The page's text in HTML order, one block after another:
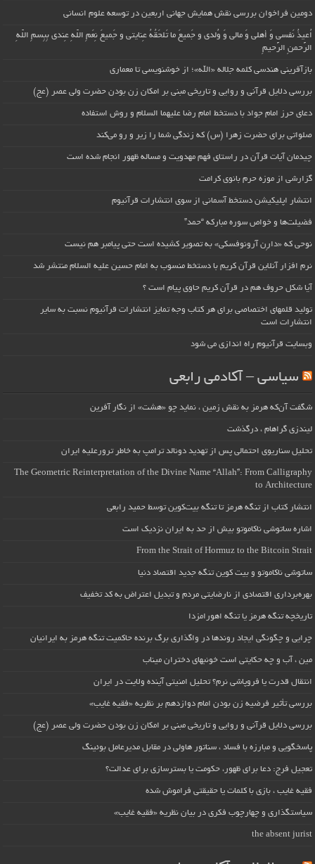
دومین فراخوان بررسی نقش همایش جهانی اربعین در توسعه علوم انسانی
اُعیذُ نَفسی وَ أهلی وَ مالی وَ وُلدی و جَمیعَ ما تَلحَقُهُ عِنایتی و جَمیعَ نِعَمِ اللّهِ عِندی بِبِسمِ اللّهِ
الرَّحمنِ الرَّحیمِ
بازآفرینی هندسی کلمه جلاله «الله»؛ از خوشنویسی تا معماری
بررسی دلایل قرآنی و روایی و تاریخی مبنی بر امکان زن بودن حضرت ولی عصر (عج)
دعای حرز امام جواد با دستخط امام رضا علیهما السلام و روش استفاده
صلواتی برای حضرت زهرا (س) که زندگی شما را زیر و رو می‌کند
چیدمان آیات قرآن در راستای فهم مهدویت و مساله ظهور انجام شده است
گزارشی از موزه حرم بانوی کرامت
انتشار اپلیکیشن دستخط آسمانی از سوی انتشارات قرآنیوم
فضیلت‌ها و خواص سوره مبارکه “حمد”
نوحی که «دارِن آرونوفسکی» به تصویر کشیده است حتی پیامبر هم نیست
نرم افزار آنلاین قرآن کریم با دستخط منسوب به امام حسین علیه السلام منتشر شد
آیا شکل حروف هم در قرآن کریم حاوی پیام است ؟
تولید قلمهای اختصاصی برای هر کتاب وجه تمایز انتشارات قرآنیوم نسبت به سایر
انتشارات است
وبسایت قرآنیوم راه اندازی می شود
سیاسی – آکادمی رابعی
شگفت آن‌که هرمز به نقش زمین ، نماید چو «هشت» از نگار آفرین
لیندزی گراهام ، درگذشت
تحلیل سناریوی احتمالی پس از تهدید دونالد ترامپ به خاطر ترورعلیه ایران
The Geometric Reinterpretation of the Divine Name “Allah”: From Calligraphy
to Architecture
انتشار کتاب از تنگه هرمز تا تنگه بیت‌کوین توسط حمید رابعی
اشاره ساتوشی ناکاموتو بیش از حد به ایران نزدیک است
From the Strait of Hormuz to the Bitcoin Strait
ساتوشی ناکاموتو و بیت کوین تنگه جدید اقتصاد دنیا
بهره‌برداری اقتصادی از نارضایتی مردم و تبدیل اعتراض به کد تخفیف
تاریخچه تنگه هرمز یا تنگه اهورامزدا
چرایی و چگونگی ایجاد روندها در واگذاری برگ برنده حاکمیت تنگه هرمز به ایرانیان
مین ، آب و چه حکایتی است خونبهای دختران میناب
انتقال قدرت یا فروپاشی نرم؟ تحلیل امنیتی آینده ولایت در ایران
بررسی تأثیر فرضیه زن بودن امام دوازدهم بر نظریه «فقیه غایب»
بررسی دلایل قرآنی و روایی و تاریخی مبنی بر امکان زن بودن حضرت ولی عصر (عج)
پاسخگویی و مبارزه با فساد ، سناتور هاولی در مقابل مدیرعامل بوئینگ
تعجیل فرج: دعا برای ظهور، حکومت یا بسترسازی برای عدالت؟
فقیه غایب ، بازی با کلمات یا حقیقتی فراموش شده
سیاستگذاری و چهارچوب فکری در بیان نظریه «فقیه غایب»
the absent jurist